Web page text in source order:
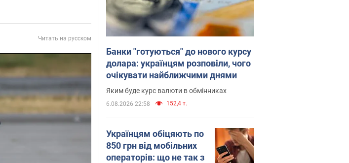
Читать на русском
Банки "готуються" до нового курсу
долара: українцям розповіли, чого
очікувати найближчими днями
Яким буде курс валюти в обмінниках
6.08.2026 22:58 152,4 т.
Українцям обіцяють по
850 грн від мобільних
операторів: що не так з